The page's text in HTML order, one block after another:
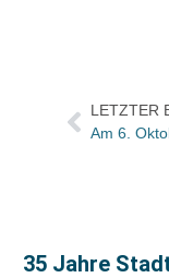
LETZTER
35 Jahre